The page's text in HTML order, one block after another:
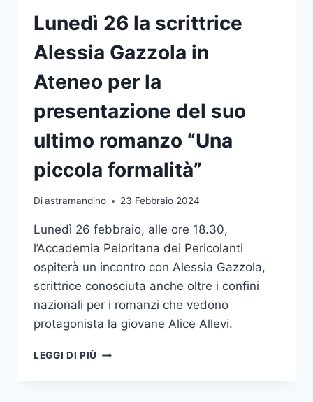
ITALIA
PER
NUMERO
DI
PERCORSI
ACCREDITATI
DAL
MUR
Lunedì 26 la scrittrice
Alessia Gazzola in
Ateneo per la
presentazione del suo
ultimo romanzo “Una
piccola formalità”
Diastramandino 23 Febbraio 2024
Lunedì 26 febbraio, alle ore 18.30,
l’Accademia Peloritana dei Pericolanti
ospiterà un incontro con Alessia Gazzola,
scrittrice conosciuta anche oltre i confini
nazionali per i romanzi che vedono
protagonista la giovane Alice Allevi.
LEGGI DI PIÙ LUNEDÌ